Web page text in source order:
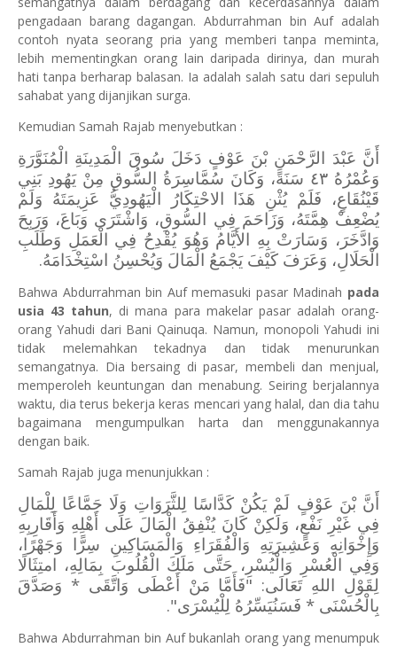
pengadaan barang dagangan. Abdurrahman bin Auf adalah
contoh nyata seorang pria yang memberi tanpa meminta,
lebih mementingkan orang lain daripada dirinya, dan murah
hati tanpa berharap balasan. Ia adalah salah satu dari sepuluh
sahabat yang dijanjikan surga.
Kemudian Samah Rajab menyebutkan :
أَنَّ عَبْدَ الرَّحْمَنِ بْنَ عَوْفٍ دَخَلَ سُوقَ الْمَدِينَةِ الْمُنَوَّرَةِ
وَعُمْرُهُ ٤٣ سَنَةً، وَكَانَ سُمَّاسِرَةُ السُّوقِ مِنْ يَهُودِ بَنِي
قَيْنُقَاعٍ، فَلَمْ يُثْنِ هَذَا الاحْتِكَارُ الْيَهُودِيُّ عَزِيمَتَهُ وَلَمْ
يُضْعِفْ هِمَّتَهُ، وَزَاحَمَ فِي السُّوقِ، وَاشْتَرَى وَبَاعَ، وَرَبِحَ
وَادَّخَرَ، وَسَارَتْ بِهِ الأَيَّامُ وَهُوَ يُقْدِحُ فِي الْعَمَلِ وَطَلَبِ
الْحَلَالِ، وَعَرَفَ كَيْفَ يَجْمَعُ الْمَالَ وَيُحْسِنُ اسْتِخْدَامَهُ.
Bahwa Abdurrahman bin Auf memasuki pasar Madinah pada
usia 43 tahun, di mana para makelar pasar adalah orang-
orang Yahudi dari Bani Qainuqa. Namun, monopoli Yahudi ini
tidak melemahkan tekadnya dan tidak menurunkan
semangatnya. Dia bersaing di pasar, membeli dan menjual,
memperoleh keuntungan dan menabung. Seiring berjalannya
waktu, dia terus bekerja keras mencari yang halal, dan dia tahu
bagaimana mengumpulkan harta dan menggunakannya
dengan baik.
Samah Rajab juga menunjukkan :
أَنَّ بْنَ عَوْفٍ لَمْ يَكُنْ كَدَّاسًا لِلثَّرَوَاتِ وَلَا جَمَّاعًا لِلْمَالِ
فِي غَيْرِ نَفْعٍ، وَلَكِنْ كَانَ يُنْفِقُ الْمَالَ عَلَى أَهْلِهِ وَأَقَارِبِهِ
وَإِخْوَانِهِ وَعَشِيرَتِهِ وَالْفُقَرَاءِ وَالْمَسَاكِينِ سِرًّا وَجَهْرًا،
وَفِي الْعُسْرِ وَالْيُسْرِ، حَتَّى مَلَكَ الْقُلُوبَ بِمَالِهِ، امتِثَالًا
لِقَوْلِ اللهِ تَعَالَى: "فَأَمَّا مَنْ أَعْطَى وَاتَّقَى * وَصَدَّقَ
بِالْحُسْنَى * فَسَنُيَسِّرُهُ لِلْيُسْرَى".
Bahwa Abdurrahman bin Auf bukanlah orang yang menumpuk